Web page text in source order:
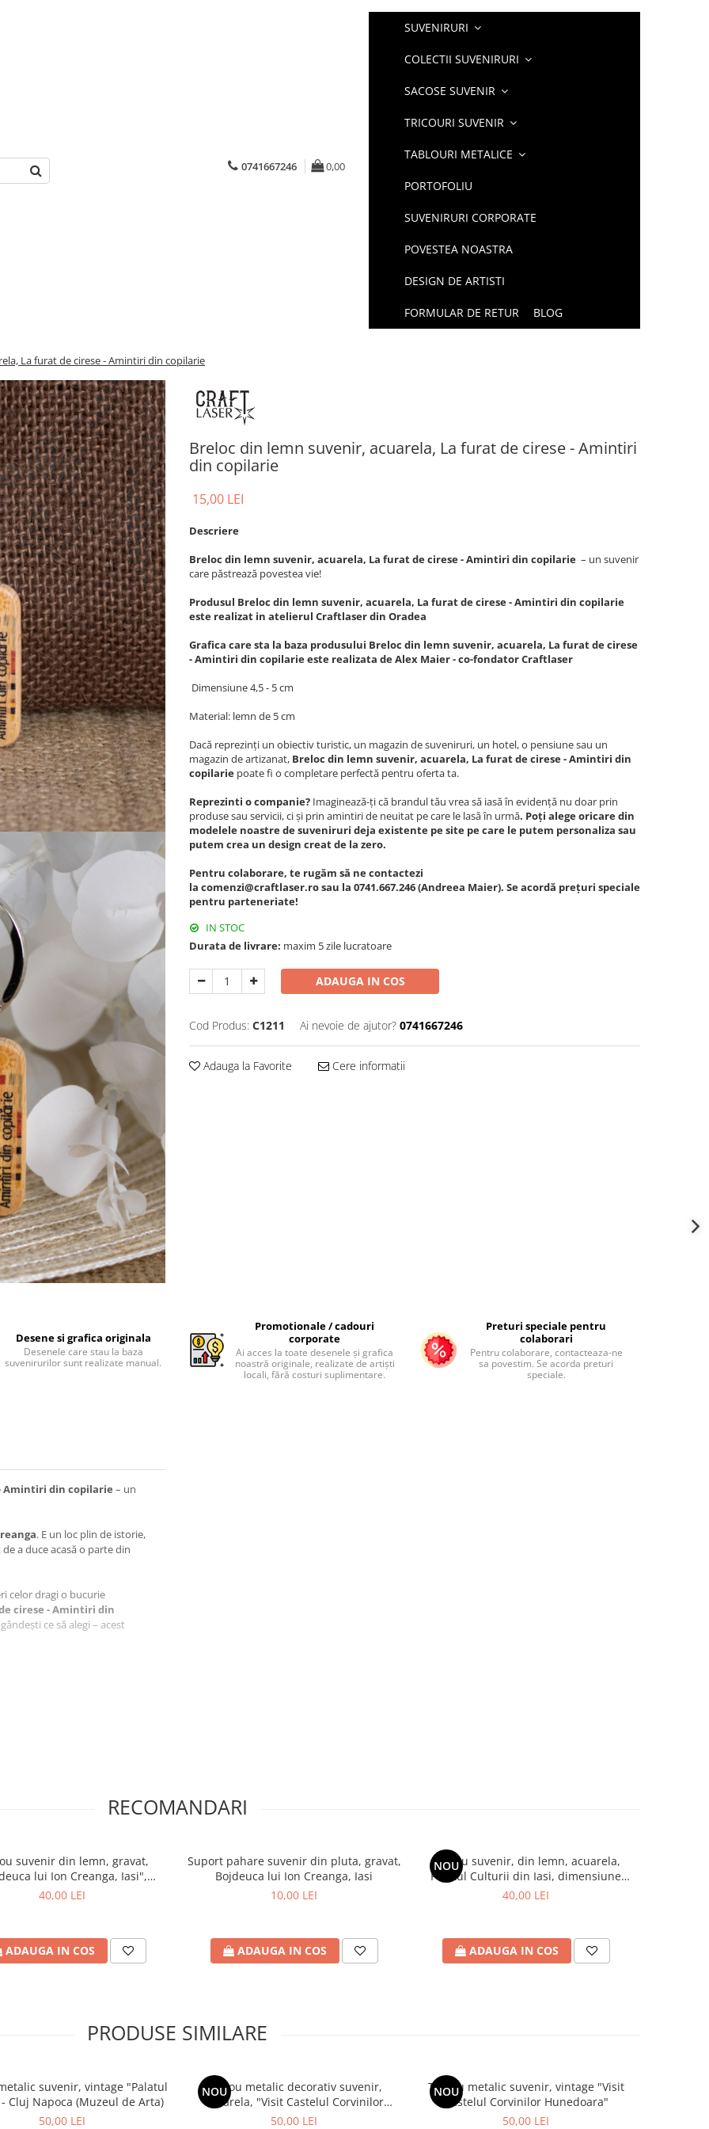
0741667246 0,00
SUVENIRURI
COLECTII SUVENIRURI
SACOSE SUVENIR
TRICOURI SUVENIR
TABLOURI METALICE
PORTOFOLIU
SUVENIRURI CORPORATE
POVESTEA NOASTRA
DESIGN DE ARTISTI
FORMULAR DE RETUR BLOG
La furat de cirese - Amintiri din copilarie
Breloc din lemn suvenir, acuarela, La furat de cirese - Amintiri
din copilarie
15,00 LEI
Descriere
Breloc din lemn suvenir, acuarela, La furat de cirese - Amintiri din copilarie – un suvenir
care păstrează povestea vie!
Produsul Breloc din lemn suvenir, acuarela, La furat de cirese - Amintiri din copilarie
este realizat in atelierul Craftlaser din Oradea
Grafica care sta la baza produsului Breloc din lemn suvenir, acuarela, La furat de cirese
- Amintiri din copilarie este realizata de Alex Maier - co-fondator Craftlaser
Dimensiune 4,5 - 5 cm
Material: lemn de 5 cm
Dacă reprezinți un obiectiv turistic, un magazin de suveniruri, un hotel, o pensiune sau un
magazin de artizanat, Breloc din lemn suvenir, acuarela, La furat de cirese - Amintiri din
copilarie poate fi o completare perfectă pentru oferta ta.
Reprezinti o companie? Imaginează-ți că brandul tău vrea să iasă în evidență nu doar prin
produse sau servicii, ci și prin amintiri de neuitat pe care le lasă în urmă. Poți alege oricare din
modelele noastre de suveniruri deja existente pe site pe care le putem personaliza sau
putem crea un design creat de la zero.
Pentru colaborare, te rugăm să ne contactezi
la comenzi@craftlaser.ro sau la 0741.667.246 (Andreea Maier). Se acordă prețuri speciale
pentru parteneriate!
IN STOC
Durata de livrare: maxim 5 zile lucratoare
ADAUGA IN COS
Cod Produs: C1211 Ai nevoie de ajutor? 0741667246
Adauga la Favorite Cere informatii
Desene si grafica originala
Desenele care stau la baza
suvenirurilor sunt realizate manual.
Promotionale / cadouri
corporate
Ai acces la toate desenele și grafica
noastră originale, realizate de artiști
locali, fără costuri suplimentare.
Preturi speciale pentru
colaborari
Pentru colaborare, contacteaza-ne
sa povestim. Se acorda preturi
speciale.
Amintiri din copilarie – un
. E un loc plin de istorie,
a duce acasă o parte din
celor dragi o bucurie
cirese - Amintiri din
ce să alegi – acest
sau la
pentru parteneriate!
personalizate, fiecare
– alege să le transformi în
Nica a Petrei, din Humulesti,
RECOMANDARI
suvenir din lemn, gravat,
lui Ion Creanga, Iasi",
10/15 cm, rama inclusa
40,00 LEI
ADAUGA IN COS
Suport pahare suvenir din pluta, gravat,
Bojdeuca lui Ion Creanga, Iasi
10,00 LEI
ADAUGA IN COS
NOU
Tablou suvenir, din lemn, acuarela,
Palatul Culturii din Iasi, dimensiune
10/15 cm, rama inclusa
40,00 LEI
ADAUGA IN COS
PRODUSE SIMILARE
suvenir, vintage "Palatul
Cluj Napoca (Muzeul de Arta)
50,00 LEI
NOU
Tablou metalic decorativ suvenir,
acuarela, "Visit Castelul Corvinilor
Hunedoara"
50,00 LEI
NOU
Tablou metalic suvenir, vintage "Visit
Castelul Corvinilor Hunedoara"
50,00 LEI